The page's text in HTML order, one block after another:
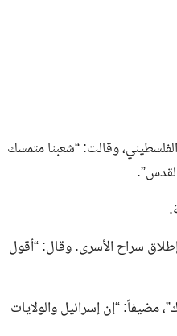
وقالت: “شعبنا متمسك
سراح الأسرى. وقال: “أقول
مضيفاً: “إن إسرائيل والولايات